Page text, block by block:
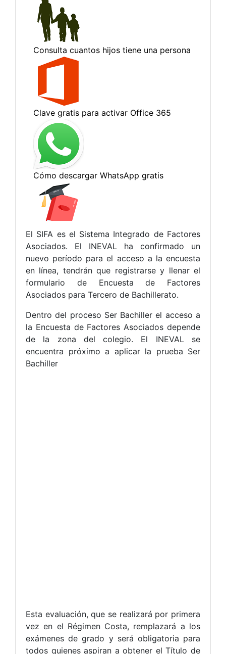
El SIFA es el Sistema Integrado de Factores
Asociados. El INEVAL ha confirmado un
nuevo período para el acceso a la encuesta
en línea, tendrán que registrarse y llenar el
formulario de Encuesta de Factores
Asociados para Tercero de Bachillerato.
Dentro del proceso Ser Bachiller el acceso a
la Encuesta de Factores Asociados depende
de la zona del colegio. El INEVAL se
encuentra próximo a aplicar la prueba Ser
Bachiller
Esta evaluación, que se realizará por primera
vez en el Régimen Costa, remplazará a los
exámenes de grado y será obligatoria para
todos quienes aspiran a obtener el Título de